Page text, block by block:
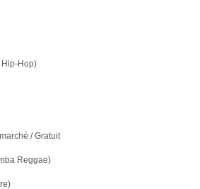
Hip-Hop)
/ Gratuit
Reggae)